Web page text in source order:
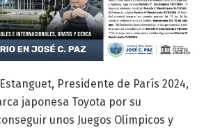
Presidente de París 2024,
japonesa Toyota por su
unos Juegos Olímpicos y